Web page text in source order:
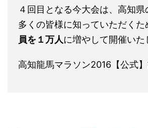
４回目となる今大会は、高知県
多くの皆様に知っていただくた
員を１万人に増やして開催いた
高知龍馬マラソン2016【公式